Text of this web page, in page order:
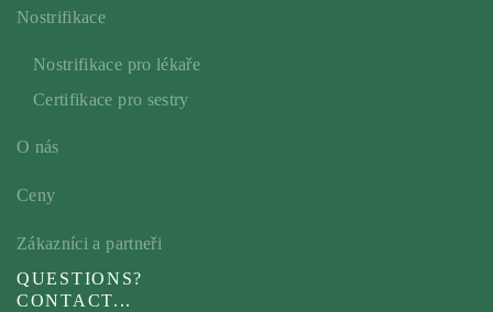
Nostrifikace
Nostrifikace pro lékaře
Certifikace pro sestry
O nás
Ceny
Zákazníci a partneři
QUESTIONS?
CONTACT...